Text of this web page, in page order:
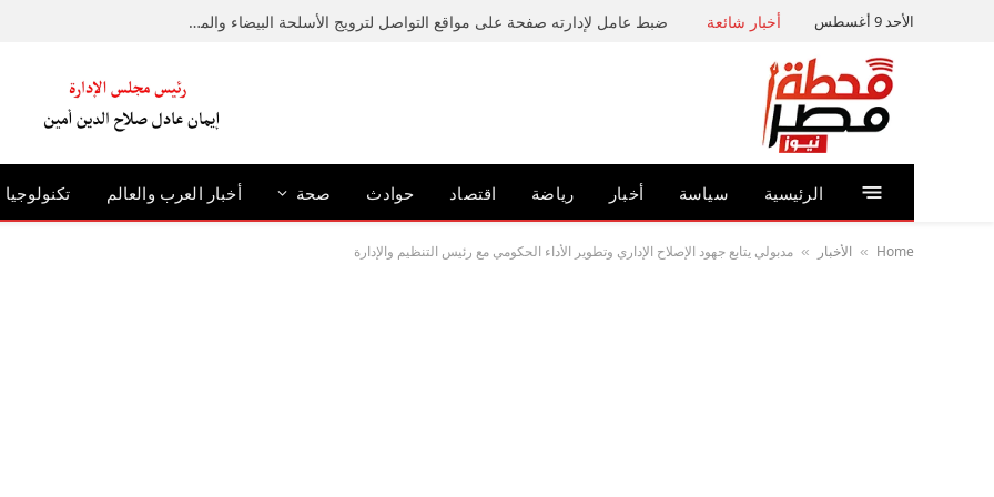
الأحد 9 أغسطس أخبار شائعة ضبط عامل لإدارته صفحة على مواقع التواصل لترويج الأسلحة البيضاء والمخدرات
الرئيسية سياسة أخبار رياضة اقتصاد حوادث صحة أخبار العرب والعالم تكنولوجيا
Home
» الأخبار » مدبولي يتابع جهود الإصلاح الإداري وتطوير الأداء الحكومي مع رئيس التنظيم والإدارة